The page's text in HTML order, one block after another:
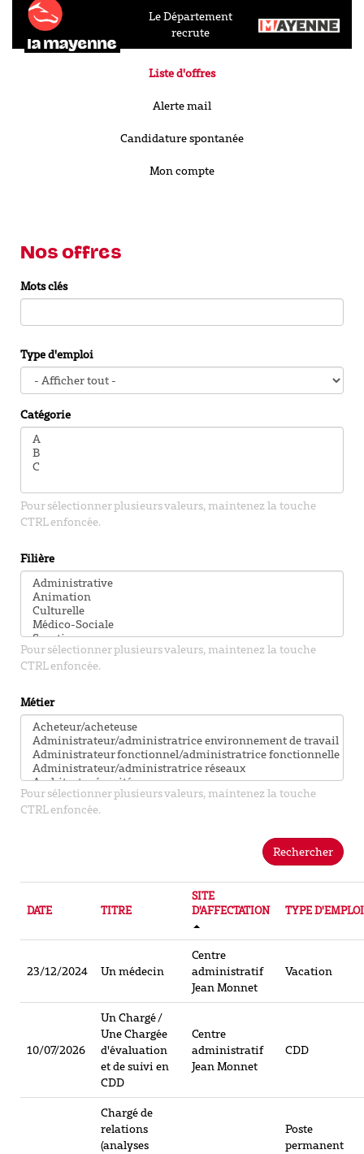
Le Département
recrute
Liste d'offres
Alerte mail
Candidature spontanée
Mon compte
Nos offres
Mots clés
Type d'emploi
Catégorie
Pour sélectionner plusieurs valeurs, maintenez la touche
CTRL enfoncée.
Filière
Pour sélectionner plusieurs valeurs, maintenez la touche
CTRL enfoncée.
Métier
Pour sélectionner plusieurs valeurs, maintenez la touche
CTRL enfoncée.
Rechercher
DATE TITRE
SITE
D'AFFECTATION
TYPE D'EMPLOI
23/12/2024 Un médecin
Centre
administratif
Jean Monnet
Vacation
10/07/2026
Un Chargé /
Une Chargée
d'évaluation
et de suivi en
CDD
Centre
administratif
Jean Monnet
CDD
Chargé de
relations
(analyses
Poste
permanent